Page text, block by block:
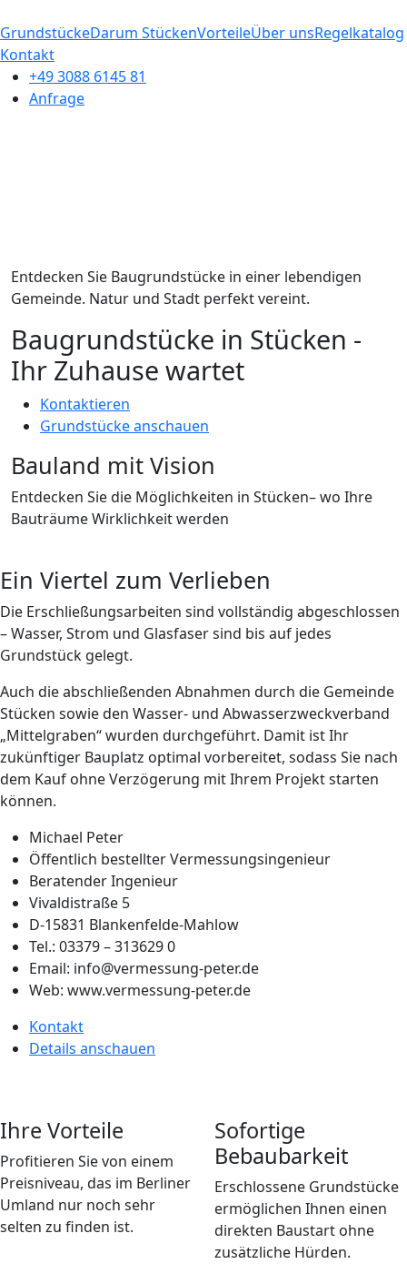
GrundstückeDarum StückenVorteileÜber unsRegelkatalog
Kontakt
+49 3088 6145 81
Anfrage
Entdecken Sie Baugrundstücke in einer lebendigen
Gemeinde. Natur und Stadt perfekt vereint.
Baugrundstücke in Stücken -
Ihr Zuhause wartet
Kontaktieren
Grundstücke anschauen
Bauland mit Vision
Entdecken Sie die Möglichkeiten in Stücken– wo Ihre
Bauträume Wirklichkeit werden
Ein Viertel zum Verlieben
Die Erschließungsarbeiten sind vollständig abgeschlossen
– Wasser, Strom und Glasfaser sind bis auf jedes
Grundstück gelegt.
Auch die abschließenden Abnahmen durch die Gemeinde
Stücken sowie den Wasser- und Abwasserzweckverband
„Mittelgraben“ wurden durchgeführt. Damit ist Ihr
zukünftiger Bauplatz optimal vorbereitet, sodass Sie nach
dem Kauf ohne Verzögerung mit Ihrem Projekt starten
können.
Michael Peter
Öffentlich bestellter Vermessungsingenieur
Beratender Ingenieur
Vivaldistraße 5
D-15831 Blankenfelde-Mahlow
Tel.: 03379 – 313629 0
Email: info@vermessung-peter.de
Web: www.vermessung-peter.de
Kontakt
Details anschauen
Ihre Vorteile
Profitieren Sie von einem
Preisniveau, das im Berliner
Umland nur noch sehr
selten zu finden ist.
Sofortige
Bebaubarkeit
Erschlossene Grundstücke
ermöglichen Ihnen einen
direkten Baustart ohne
zusätzliche Hürden.